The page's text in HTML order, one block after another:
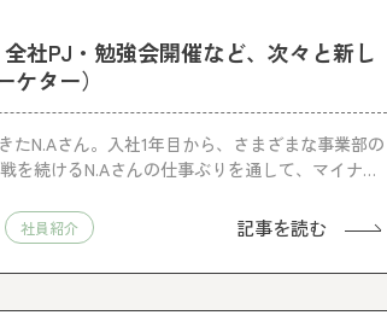
社PJ・勉強会開催など、次々と新し
ター）
たN.Aさん。入社1年目から、さまざまな事業部の
を続けるN.Aさんの仕事ぶりを通して、マイナビ
社員紹介 記事を読む